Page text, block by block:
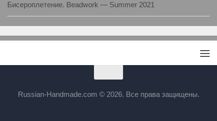
Бисероплетение. Beadwork — Summer 2021
Russian-Handmade.com © 2026. Все права защищены.